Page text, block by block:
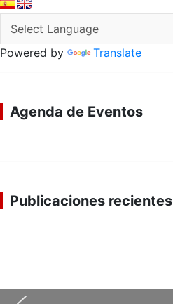
Powered by Translate
Agenda de Eventos
Publicaciones recientes